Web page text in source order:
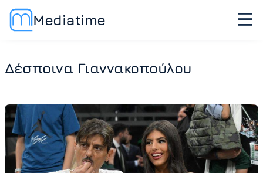
Mediatime
Δέσποινα Γιαννακοπούλου